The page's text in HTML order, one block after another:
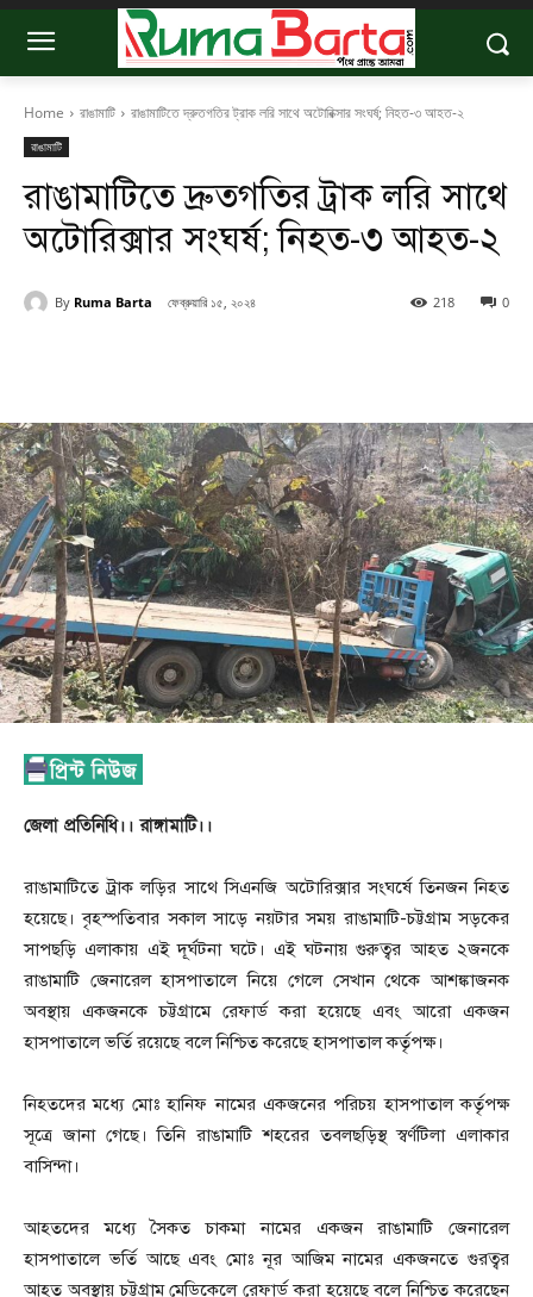
Home রাঙামাটি রাঙামাটিতে দ্রুতগতির ট্রাক লরি সাথে অটোরিক্সার সংঘর্ষ; নিহত-৩ আহত-২
রাঙামাটি
রাঙামাটিতে দ্রুতগতির ট্রাক লরি সাথে
অটোরিক্সার সংঘর্ষ; নিহত-৩ আহত-২
By Ruma Barta ফেব্রুয়ারি ১৫, ২০২৪ 0
218
জেলা প্রতিনিধি।। রাঙ্গামাটি।।
রাঙামাটিতে ট্রাক লড়ির সাথে সিএনজি অটোরিক্সার সংঘর্ষে তিনজন নিহত
হয়েছে। বৃহস্পতিবার সকাল সাড়ে নয়টার সময় রাঙামাটি-চট্টগ্রাম সড়কের
সাপছড়ি এলাকায় এই দূর্ঘটনা ঘটে। এই ঘটনায় গুরুত্বর আহত ২জনকে
রাঙামাটি জেনারেল হাসপাতালে নিয়ে গেলে সেখান থেকে আশঙ্কাজনক
অবস্থায় একজনকে চট্টগ্রামে রেফার্ড করা হয়েছে এবং আরো একজন
হাসপাতালে ভর্তি রয়েছে বলে নিশ্চিত করেছে হাসপাতাল কর্তৃপক্ষ।
নিহতদের মধ্যে মোঃ হানিফ নামের একজনের পরিচয় হাসপাতাল কর্তৃপক্ষ
সূত্রে জানা গেছে। তিনি রাঙামাটি শহরের তবলছড়িস্থ স্বর্ণটিলা এলাকার
বাসিন্দা।
আহতদের মধ্যে সৈকত চাকমা নামের একজন রাঙামাটি জেনারেল
হাসপাতালে ভর্তি আছে এবং মোঃ নূর আজিম নামের একজনতে গুরত্বর
আহত অবস্থায় চট্টগ্রাম মেডিকেলে রেফার্ড করা হয়েছে বলে নিশ্চিত করেছেন